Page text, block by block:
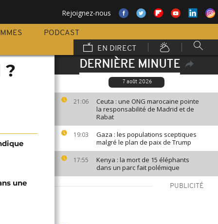
Rejoignez-nous
PODCAST
EN DIRECT
DERNIÈRE MINUTE
7 août 2026
21:06
Ceuta : une ONG marocaine pointe
la responsabilité de Madrid et de
Rabat
19:03
Gaza : les populations sceptiques
malgré le plan de paix de Trump
17:55
Kenya : la mort de 15 éléphants
dans un parc fait polémique
PUBLICITÉ
?
une